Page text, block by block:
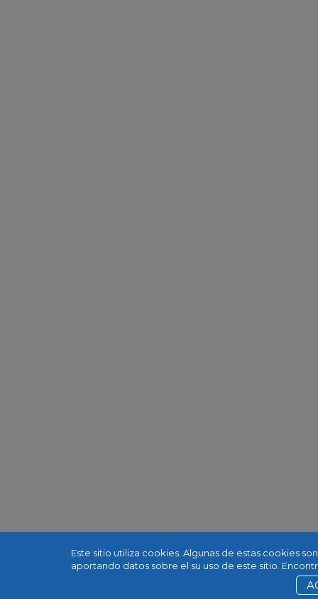
Este sitio utiliza cookies. Algunas de estas cookies
aportando datos sobre el su uso de este sitio.